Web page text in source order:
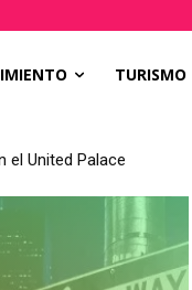
TURISMO
el United Palace